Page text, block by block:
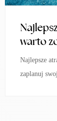
warto
Najlepsze
zaplanuj